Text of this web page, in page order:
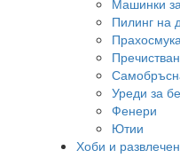
Машинки
Пилинг на
Уреди за
Фенери
Ютии
Хоби и